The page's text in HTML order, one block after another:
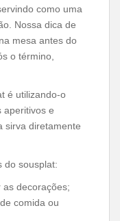
como uma
Nossa dica de
mesa antes do
o término,
é utilizando-o
aperitivos e
sirva diretamente
do sousplat:
decorações;
comida ou